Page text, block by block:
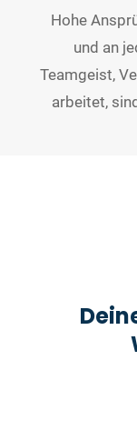
Hohe
und an
Teamgeist,
arbeitet,